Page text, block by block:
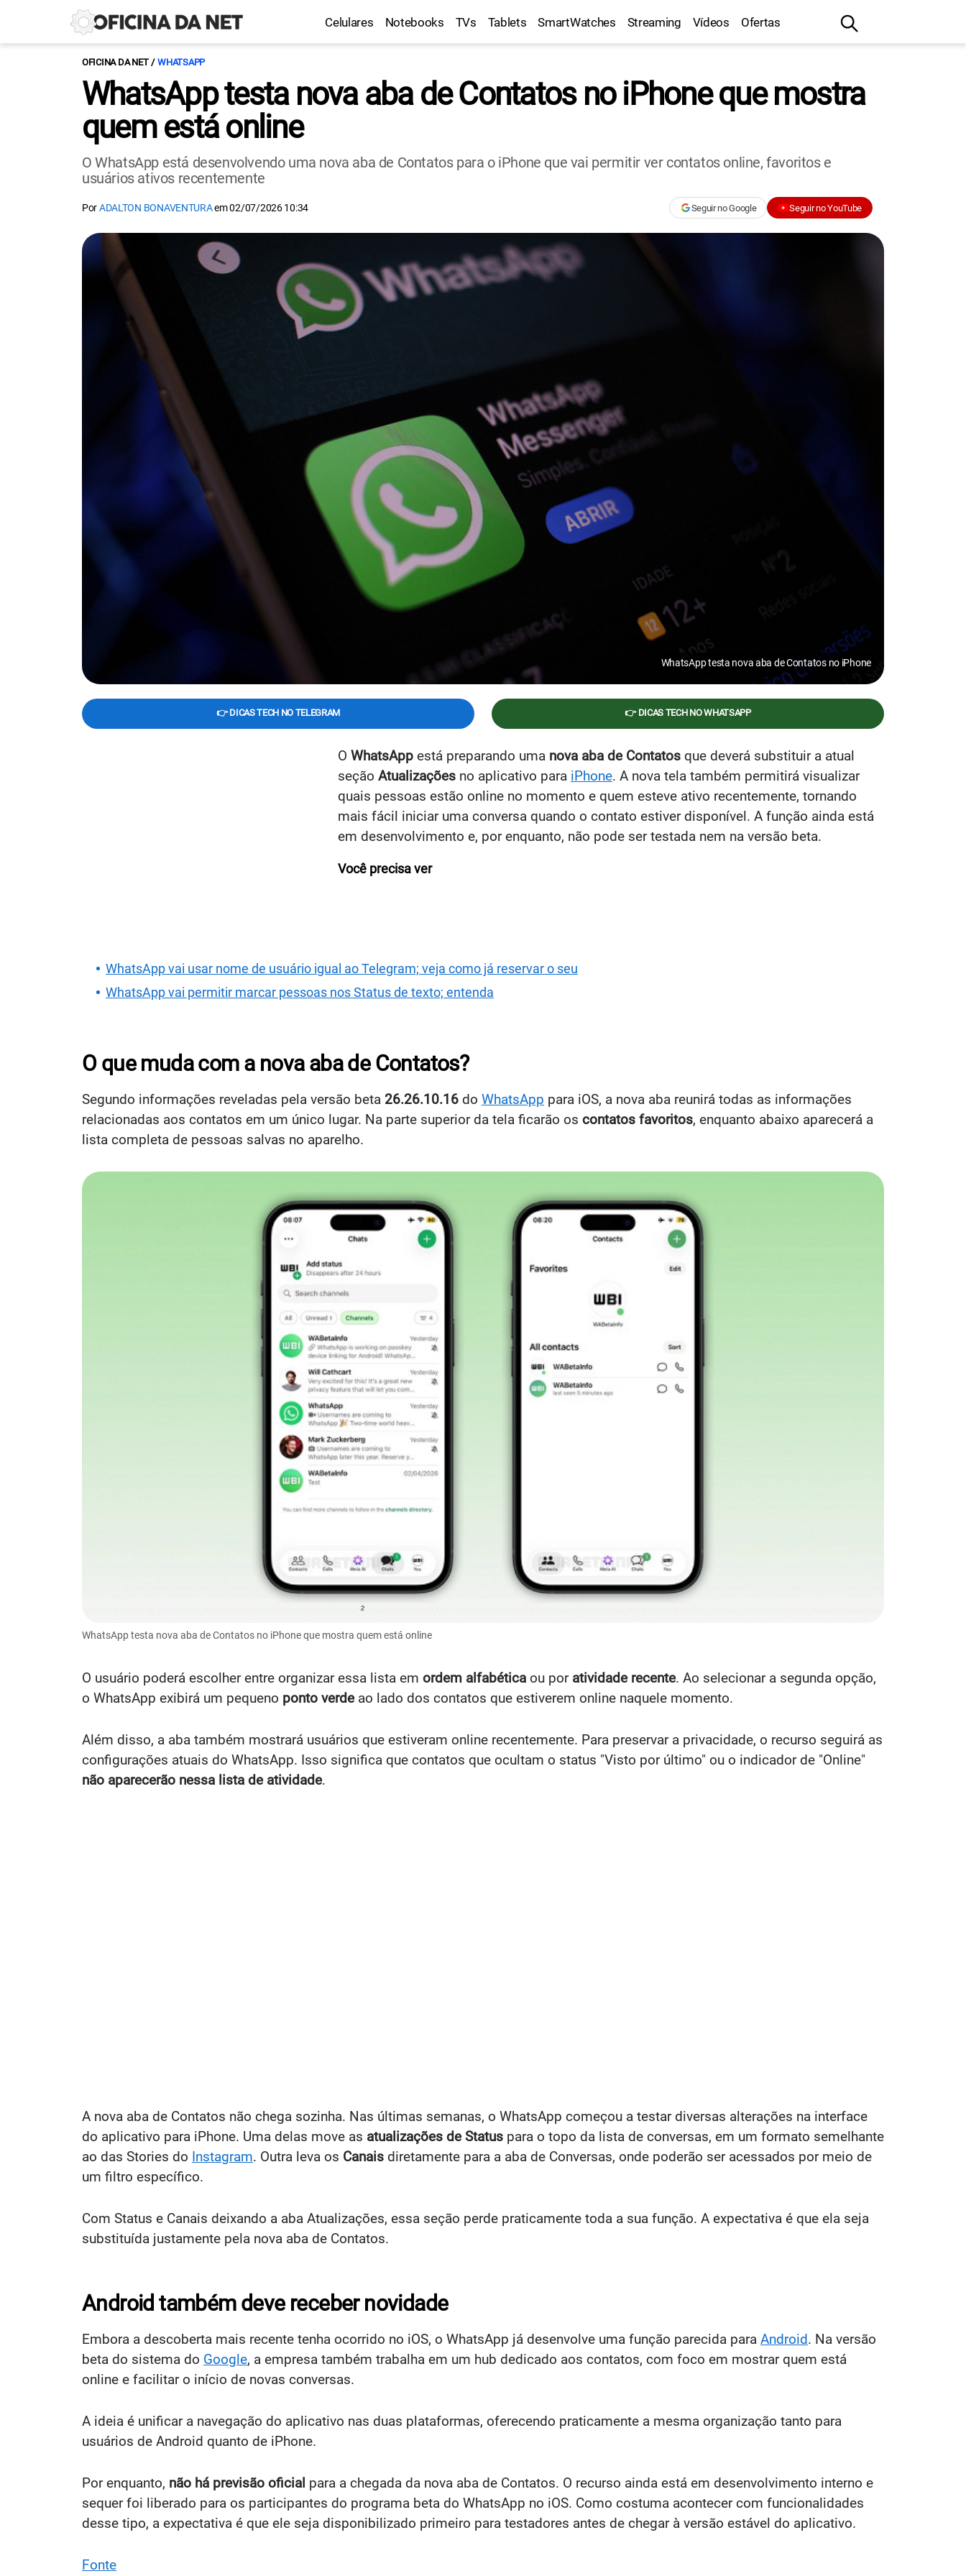
Celulares Notebooks TVs Tablets SmartWatches Streaming Vídeos Ofertas
OFICINA DA NET WHATSAPP
WhatsApp testa nova aba de Contatos no iPhone que mostra
quem está online
O WhatsApp está desenvolvendo uma nova aba de Contatos para o iPhone que vai permitir ver contatos online, favoritos e
usuários ativos recentemente
PorADALTON BONAVENTURAem02/07/2026 10:34 Seguir no Google Seguir no YouTube
WhatsApp testa nova aba de Contatos no iPhone
👉 DICAS TECH NO TELEGRAM 👉 DICAS TECH NO WHATSAPP
O WhatsApp está preparando uma nova aba de Contatos que deverá substituir a atual
seção Atualizações no aplicativo para iPhone. A nova tela também permitirá visualizar
quais pessoas estão online no momento e quem esteve ativo recentemente, tornando
mais fácil iniciar uma conversa quando o contato estiver disponível. A função ainda está
em desenvolvimento e, por enquanto, não pode ser testada nem na versão beta.
Você precisa ver
WhatsApp vai usar nome de usuário igual ao Telegram; veja como já reservar o seu
WhatsApp vai permitir marcar pessoas nos Status de texto; entenda
O que muda com a nova aba de Contatos?
Segundo informações reveladas pela versão beta 26.26.10.16 do WhatsApp para iOS, a nova aba reunirá todas as informações
relacionadas aos contatos em um único lugar. Na parte superior da tela ficarão os contatos favoritos, enquanto abaixo aparecerá a
lista completa de pessoas salvas no aparelho.
WhatsApp testa nova aba de Contatos no iPhone que mostra quem está online
O usuário poderá escolher entre organizar essa lista em ordem alfabética ou por atividade recente. Ao selecionar a segunda opção,
o WhatsApp exibirá um pequeno ponto verdeao lado dos contatos que estiverem online naquele momento.
Além disso, a aba também mostrará usuários que estiveram online recentemente. Para preservar a privacidade, o recurso seguirá as
configurações atuais do WhatsApp. Isso significa que contatos que ocultam o status "Visto por último" ou o indicador de "Online"
não aparecerão nessa lista de atividade.
A nova aba de Contatos não chega sozinha. Nas últimas semanas, o WhatsApp começou a testar diversas alterações na interface
do aplicativo para iPhone. Uma delas move as atualizações de Status para o topo da lista de conversas, em um formato semelhante
ao das Stories do Instagram. Outra leva os Canais diretamente para a aba de Conversas, onde poderão ser acessados por meio de
um filtro específico.
Com Status e Canais deixando a aba Atualizações, essa seção perde praticamente toda a sua função. A expectativa é que ela seja
substituída justamente pela nova aba de Contatos.
Android também deve receber novidade
Embora a descoberta mais recente tenha ocorrido no iOS, o WhatsApp já desenvolve uma função parecida para Android. Na versão
beta do sistema do Google, a empresa também trabalha em um hub dedicado aos contatos, com foco em mostrar quem está
online e facilitar o início de novas conversas.
A ideia é unificar a navegação do aplicativo nas duas plataformas, oferecendo praticamente a mesma organização tanto para
usuários de Android quanto de iPhone.
Por enquanto, não há previsão oficial para a chegada da nova aba de Contatos. O recurso ainda está em desenvolvimento interno e
sequer foi liberado para os participantes do programa beta do WhatsApp no iOS. Como costuma acontecer com funcionalidades
desse tipo, a expectativa é que ele seja disponibilizado primeiro para testadores antes de chegar à versão estável do aplicativo.
Fonte